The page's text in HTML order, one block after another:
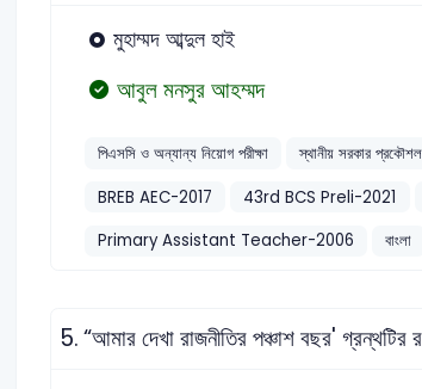
মুহাম্মদ আব্দুল হাই
আবুল মনসুর আহম্মদ
পিএসসি ও অন্যান্য নিয়োগ পরীক্ষা স্থানীয় সরকার
BREB AEC-2017
43rd BCS Preli-2021
Primary Assistant Teacher-2006
বাংলা
5.“আমার দেখা রাজনীতির পঞ্চাশ বছর' গ্রন্থটির